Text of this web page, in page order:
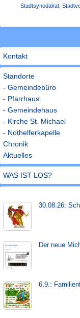
Stadtsynodalrat
Kontakt
Standorte
- Gemeindebüro
- Pfarrhaus
- Gemeindehaus
- Kirche St. Michael
- Nothelferkapelle
Chronik
Aktuelles
WAS IST LOS?
30.08.26:
Der neue
6.9.: